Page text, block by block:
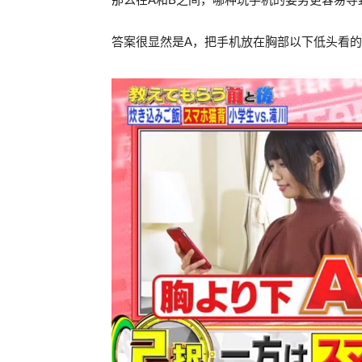
答案很显然是A，把手机放在胸部以下低头看